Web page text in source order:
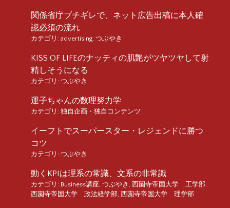
関係省庁ブチギレで、ネット広告出稿に本人確
認必須の流れ
カテゴリ: advertising, つぶやき
KISS OF LIFEのナッティの肌艶がツヤツヤして射
精しそうになる
カテゴリ: つぶやき
運子ちゃんの数理努力学
カテゴリ: 独自企画・独自コンテンツ
イーフトでスーパースター・レジェンドに勝つ
コツ
カテゴリ: つぶやき
動くKPIは理系の常識、文系の非常識
カテゴリ: Business講座, つぶやき , 西園寺帝国大学 工学部,
西園寺帝国大学 政法経学部, 西園寺帝国大学 理学部